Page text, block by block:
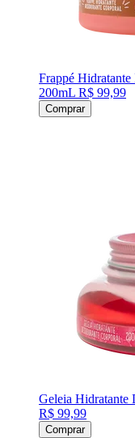
Frappé
200mL R$ 99,99
Comprar
Geleia Hidratante
R$ 99,99
Comprar